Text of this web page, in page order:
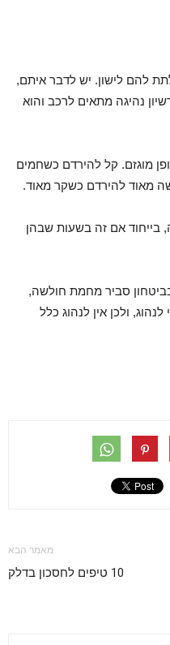
להם לישון. יש לדבר איתם,
נהיגה מתאים לרכב והוא
מוגזם. קל להירדם כשחמים
מאוד להירדם כשקר מאוד.
בייחוד אם זה בשעות שבהן
סביר מחמת חולשה,
ולכן אין לנהוג כלל
מאמר הבא
10 טיפים לחסכון בדלק